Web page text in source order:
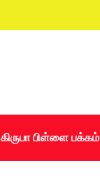
கிருபா பிள்ளை பக்கம்